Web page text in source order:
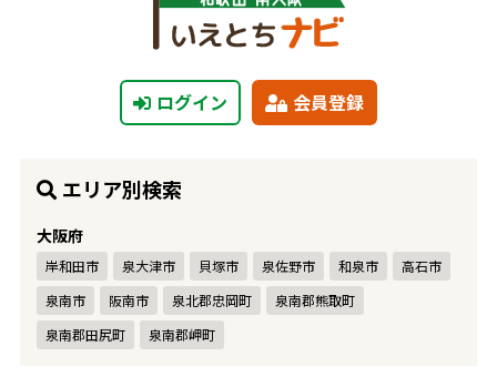
ログイン 会員登録
エリア別検索
大阪府
岸和田市 泉大津市 貝塚市 泉佐野市 和泉市
高石市
泉南市
阪南市 泉北郡忠岡町
泉南郡熊取町
泉南郡田尻町
泉南郡岬町